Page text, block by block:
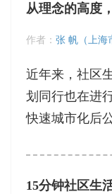
从理念的高度
作者： 张 帆（上海
近年来，社区
划同行也在进
快速城市化后
15分钟社区生